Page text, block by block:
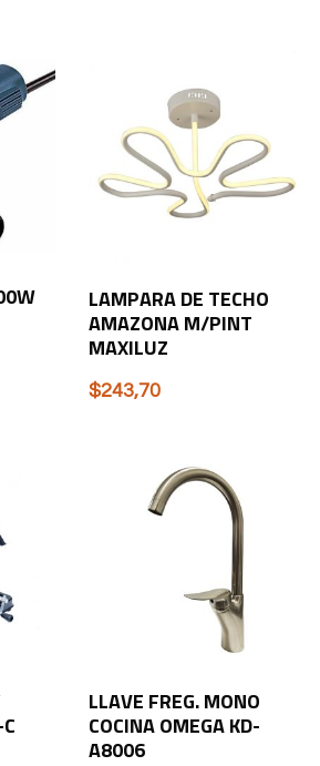
LAMPARA DE TECHO
AMAZONA M/PINT
MAXILUZ
$243,70
LLAVE FREG. MONO
COCINA OMEGA KD-
A8006